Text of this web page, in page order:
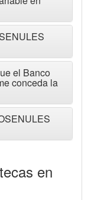
el Banco
conceda la
en